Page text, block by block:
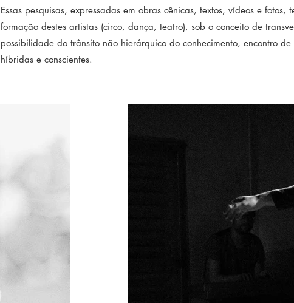
Essas pesquisas, expressadas em obras cênicas, textos, vídeos e fotos,
formação destes artistas (circo, dança, teatro), sob o conceito de
possibilidade do trânsito não hierárquico do conhecimento, encontro de
híbridas e conscientes.